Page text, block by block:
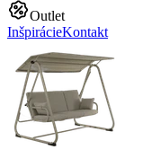
Outlet
InšpirácieKontakt